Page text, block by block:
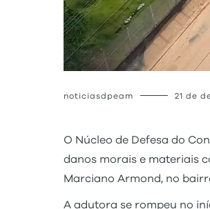
noticiasdpeam 21 de
O Núcleo de Defesa do
danos morais e materiais
Marciano Armond, no
A adutora se rompeu no